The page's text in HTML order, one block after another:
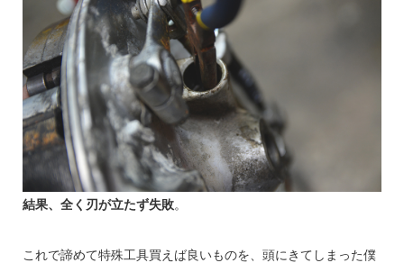
結果、全く刃が立たず失敗。
これで諦めて特殊工具買えば良いものを、頭にきてしまった僕